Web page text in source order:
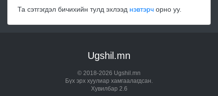
Та сэтгэгдэл бичихийн тулд эхлээд нэвтэрч орно уу.
Ugshil.mn
© 2018-2026 Ugshil.mn
Бүх эрх хуулиар хамгаалагдсан.
Хувилбар 2.6